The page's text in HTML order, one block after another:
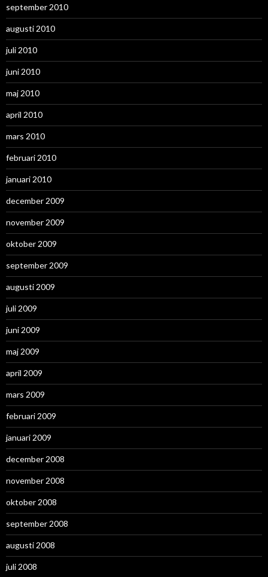
september 2010
augusti 2010
juli 2010
juni 2010
maj 2010
april 2010
mars 2010
februari 2010
januari 2010
december 2009
november 2009
oktober 2009
september 2009
augusti 2009
juli 2009
juni 2009
maj 2009
april 2009
mars 2009
februari 2009
januari 2009
december 2008
november 2008
oktober 2008
september 2008
augusti 2008
juli 2008